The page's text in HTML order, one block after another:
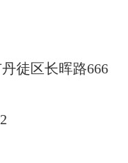
徒区长晖路666